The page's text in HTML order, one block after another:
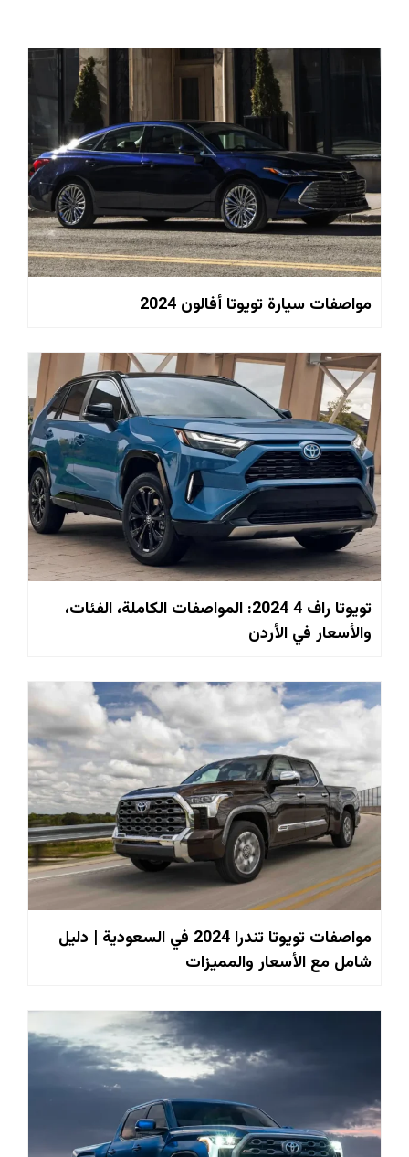
مواصفات سيارة تويوتا أفالون 2024
تويوتا راف 4 2024: المواصفات الكاملة، الفئات،
والأسعار في الأردن
مواصفات تويوتا تندرا 2024 في السعودية | دليل
شامل مع الأسعار والمميزات